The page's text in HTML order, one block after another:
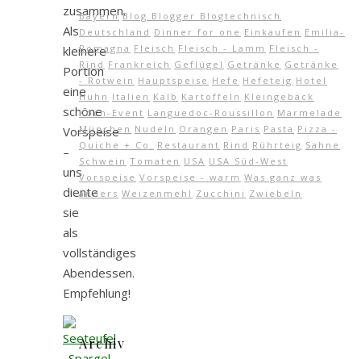
zusammen.
Als
kleinere
Portion
eine
schöne
Vorspeise
–
uns
diente
sie
als
vollständiges
Abendessen.
Empfehlung!
Bayern Blog Blogger Blogtechnisch
Deutschland Dinner for one Einkaufen Emilia-
Romagna Fleisch Fleisch - Lamm Fleisch -
Rind Frankreich Geflügel Getränke Getränke
- Rotwein Hauptspeise Hefe Hefeteig Hotel
Huhn Italien Kalb Kartoffeln Kleingebäck
Koch-Event Languedoc-Roussillon Marmelade
München Nudeln Orangen Paris Pasta Pizza -
Quiche + Co.
Restaurant Rind Rührteig Sahne
Schwein Tomaten USA USA Süd-West
Vorspeise Vorspeise - warm Was ganz was
anders Weizenmehl Zucchini Zwiebeln
Archiv